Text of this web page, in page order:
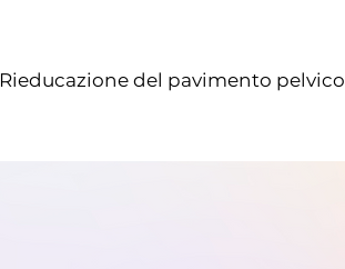
Rieducazione del pavimento pelvico